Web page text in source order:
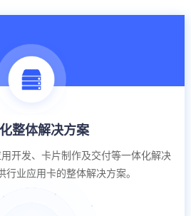
整体解决方案
开发、卡片制作及交付等一体化解决
行业应用卡的整体解决方案。